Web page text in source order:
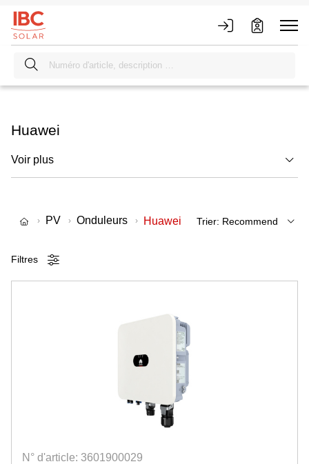
Huawei
Voir plus
PV Onduleurs Huawei
Filtres
N° d'article: 3601900029